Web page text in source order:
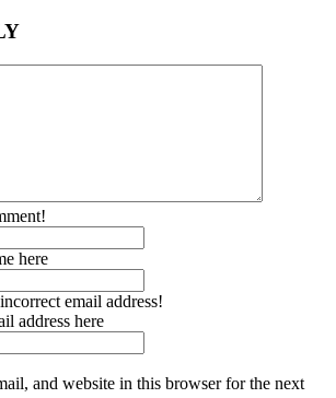
here
email address!
address here
and website in this browser for the next